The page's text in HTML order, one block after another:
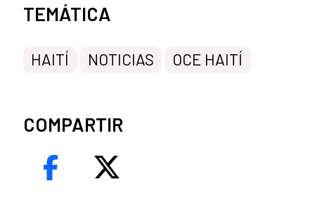
Categorías de la noticia
TEMÁTICA
HAITÍ NOTICIAS OCE HAITÍ
COMPARTIR